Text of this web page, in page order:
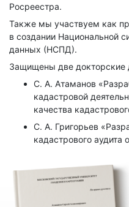
Росреестра.
Также мы участвуем как
в создании Национальной
данных (НСПД).
Защищены две докторские
С. А. Атаманов
кадастровой
качества
С. А. Григорьев
кадастрового